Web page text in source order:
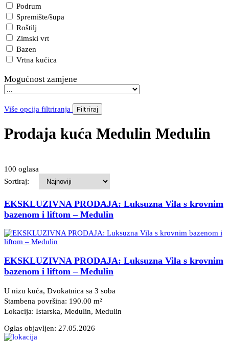
Podrum
Spremište/šupa
Roštilj
Zimski vrt
Bazen
Vrtna kućica
Mogućnost zamjene
Više opcija filtriranja Filtriraj
Prodaja kuća Medulin Medulin
100 oglasa
Sortiraj:
EKSKLUZIVNA PRODAJA: Luksuzna Vila s krovnim
bazenom i liftom – Medulin
EKSKLUZIVNA PRODAJA: Luksuzna Vila s krovnim
bazenom i liftom – Medulin
U nizu kuća, Dvokatnica sa 3 soba
Stambena površina: 190.00 m²
Lokacija: Istarska, Medulin, Medulin
Oglas objavljen: 27.05.2026